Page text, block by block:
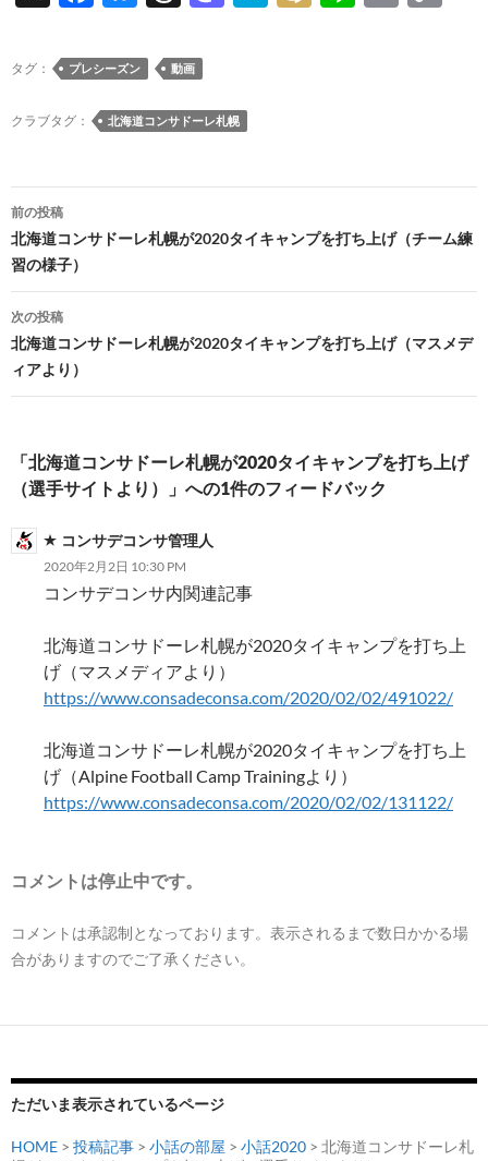
e
b
o
k
es
k
y
e
a
ds o
k
タグ： プレシーズン 動画
クラブタグ： 北海道コンサドーレ札幌
投
稿
ナ
ビ
ゲ
ー
ョ
ン
前の投稿
北海道コンサドーレ札幌が2020タイキャンプを打ち上げ（チーム練
習の様子）
次の投稿
北海道コンサドーレ札幌が2020タイキャンプを打ち上げ（マスメデ
ィアより）
「北海道コンサドーレ札幌が2020タイキャンプを打ち上げ
（選手サイトより）」への1件のフィードバック
コンサデコンサ管理人
2020年2月2日 10:30 PM
コンサデコンサ内関連記事
北海道コンサドーレ札幌が2020タイキャンプを打ち上
げ（マスメディアより）
https://www.consadeconsa.com/2020/02/02/491022/
北海道コンサドーレ札幌が2020タイキャンプを打ち上
げ（Alpine Football Camp Trainingより）
https://www.consadeconsa.com/2020/02/02/131122/
コメントは停止中です。
コメントは承認制となっております。表示されるまで数日かかる場
合がありますのでご了承ください。
ただいま表示されているページ
HOME > 投稿記事 > 小話の部屋 > 小話2020 > 北海道コンサドーレ札